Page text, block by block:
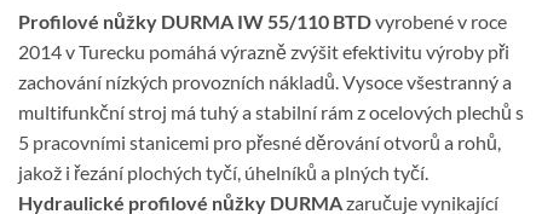
Profilové nůžky DURMA IW 55/110 BTDvyrobené v roce
2014 v Turecku pomáhá výrazně zvýšit efektivitu výroby při
zachování nízkých provozních nákladů. Vysoce všestranný a
multifunkční stroj má tuhý a stabilní rám z ocelových plechů s
5 pracovními stanicemi pro přesné děrování otvorů a rohů,
jakož i řezání plochých tyčí, úhelníků a plných tyčí.
Hydraulické profilové nůžky DURMAzaručuje vynikající